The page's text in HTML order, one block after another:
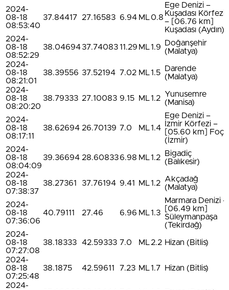
2024-
08-18
08:53:40
37.84417 27.16583 6.94 ML 0.8
Ege Denizi –
Kuşadası Körfezi
– [06.76 km]
Kuşadası (Aydın)
2024-
08-18
08:52:29
38.0469437.74083 11.29 ML 1.9
Doğanşehir
(Malatya)
2024-
08-18
08:21:01
38.39556 37.52194 7.02 ML 1.5
Darende
(Malatya)
2024-
08-18
08:20:20
38.79333 27.10083 9.15 ML 1.2 Yunusemre
(Manisa)
2024-
08-18
08:17:11
38.62694 26.70139 7.0 ML 1.4
Ege Denizi –
İzmir Körfezi –
[05.60 km] Foça
(İzmir)
2024-
08-18
08:04:09
39.36694 28.608336.98 ML 1.2
Bigadiç
(Balıkesir)
2024-
08-18
07:38:37
38.27361 37.76194 9.41 ML 1.2 Akçadağ
(Malatya)
2024-
08-18
07:36:06
40.79111 27.46 6.96 ML 1.3
Marmara Denizi –
[06.49 km]
Süleymanpaşa
(Tekirdağ)
2024-
08-18
07:27:08
38.18333 42.59333 7.0 ML 2.2 Hizan (Bitlis)
2024-
08-18
07:25:48
38.1875 42.59611 7.23 ML 1.7 Hizan (Bitlis)
2024-